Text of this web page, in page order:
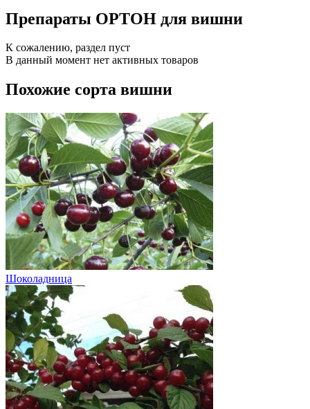
Препараты ОРТОН для вишни
К сожалению, раздел пуст
В данный момент нет активных товаров
Похожие сорта вишни
Шоколадница